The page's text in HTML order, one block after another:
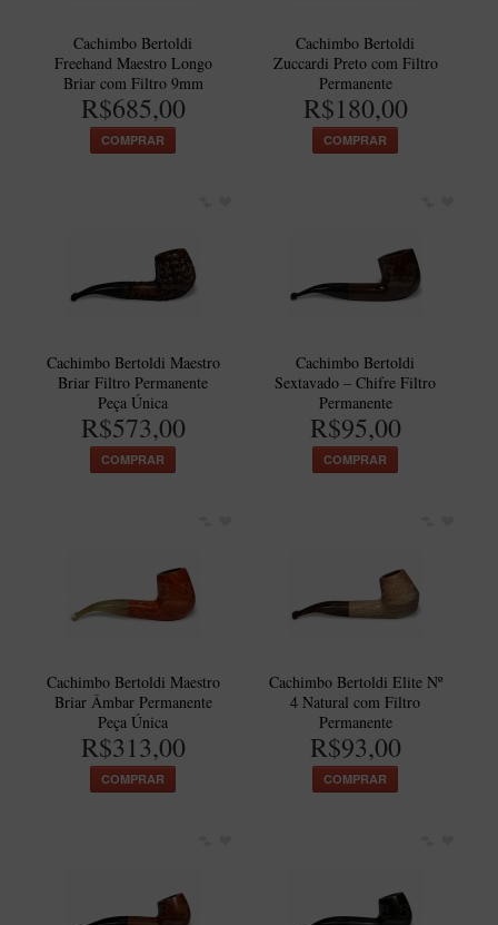
Cachimbo Bertoldi
Freehand Maestro Longo
Briar com Filtro 9mm
R$685,00
COMPRAR
Cachimbo Bertoldi
Zuccardi Preto com Filtro
Permanente
R$180,00
COMPRAR
Cachimbo Bertoldi Maestro
Briar Filtro Permanente
Peça Única
R$573,00
COMPRAR
Cachimbo Bertoldi
Sextavado – Chifre Filtro
Permanente
R$95,00
COMPRAR
Cachimbo Bertoldi Maestro
Briar Âmbar Permanente
Peça Única
R$313,00
COMPRAR
Cachimbo Bertoldi Elite Nº
4 Natural com Filtro
Permanente
R$93,00
COMPRAR